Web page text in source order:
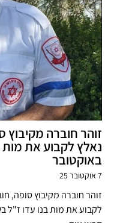
זוהר חוברה
נאלץ לקבוע את
באוקטובר
7 אוקטובר 25
זוהר חוברה מקיבוץ סופה,
לקבוע את מות בנו עדו ז"ל